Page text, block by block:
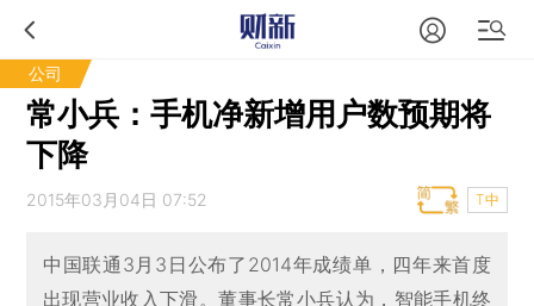
公司
常小兵：手机净新增用户数预期将
下降
2015年03月04日 07:52 T中
中国联通3月3日公布了2014年成绩单，四年来首度
出现营业收入下滑。董事长常小兵认为，智能手机终